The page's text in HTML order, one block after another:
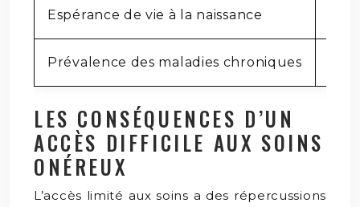
Espérance de vie à la naissance
Prévalence des maladies chroniques
LES CONSÉQUENCES D’UN
ACCÈS DIFFICILE AUX SOINS
ONÉREUX
L’accès limité aux soins a des répercussions